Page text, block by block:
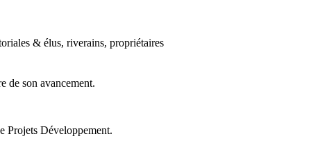
& élus, riverains, propriétaires
de son avancement.
Projets Développement.